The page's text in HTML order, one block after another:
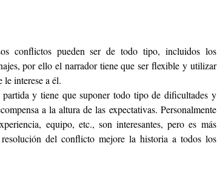
conflictos pueden ser de todo tipo, incluidos los
por ello el narrador tiene que ser flexible y utilizar
interese a él.
y tiene que suponer todo tipo de dificultades y
a la altura de las expectativas. Personalmente
equipo, etc., son interesantes, pero es más
del conflicto mejore la historia a todos los